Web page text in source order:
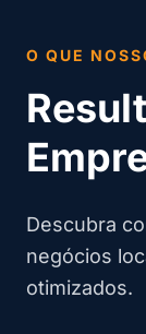
O QUE
Descubra
negócios
otimizados.